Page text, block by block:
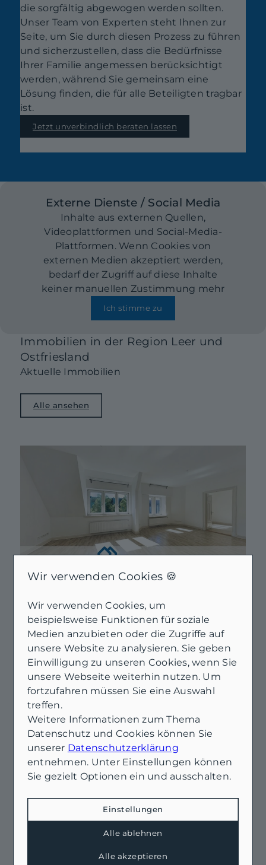
die sorgfältig abgewogen werden sollten.
Unser Team von Experten steht Ihnen zur
Seite, um Sie durch diesen Prozess zu führen
und sicherzustellen, dass die Bedürfnisse
Ihrer Familie angemessen berücksichtigt
werden, während Sie gemeinsam eine
Lösung finden, die für alle Beteiligten tragbar
ist.
Jetzt unverbindlich beraten lassen
Externe Dienste / Social Media
Inhalte aus externen Quellen,
Videoplattformen und Social-Media-
Plattformen. Wenn Cookies von
externen Medien akzeptiert werden,
bedarf der Zugriff auf diese Inhalte
keiner manuellen Zustimmung mehr
Ich stimme zu
Immobilien in der Region Leer und
Ostfriesland
Aktuelle Immobilien
Alle ansehen
NEU
26789 Leer
Stilvolle Obergeschosswohnung
in Jugendstilvilla von 1908
Wohnung zu mieten
Wohnfläche: ca. 87,2 m²
Zimmer: 3
Kaltmiete: 1.000 €
Wir verwenden Cookies 🍪
Wir verwenden Cookies, um
beispielsweise Funktionen für soziale
Medien anzubieten oder die Zugriffe auf
unsere Website zu analysieren. Sie geben
Einwilligung zu unseren Cookies, wenn Sie
unsere Webseite weiterhin nutzen. Um
fortzufahren müssen Sie eine Auswahl
treffen.
Weitere Informationen zum Thema
Datenschutz und Cookies können Sie
unserer Datenschutzerklärung
entnehmen. Unter Einstellungen können
Sie gezielt Optionen ein und ausschalten.
Einstellungen
Alle ablehnen
Alle akzeptieren